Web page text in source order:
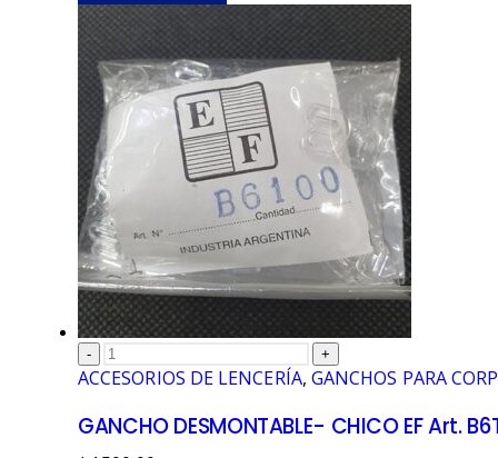
- +
ACCESORIOS DE LENCERÍA, GANCHOS PARA
GANCHO DESMONTABLE- CHICO EF Art.